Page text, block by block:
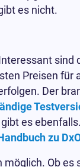
es nicht.
sind
Preisen für
Der
es
zu
Ob es